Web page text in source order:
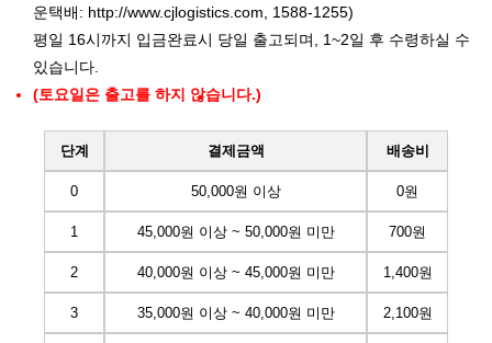
운택배: http://www.cjlogistics.com , 1588-1255)
평일 16시까지 입금완료시 당일 출고되며, 1~2일 후 수령하실 수
있습니다.
(토요일은 출고를 하지 않습니다.)
단계 결제금액 배송비
0 50,000원 이상 0원
1 45,000원 이상 ~ 50,000원 미만 700원
2 40,000원 이상 ~ 45,000원 미만 1,400원
3 35,000원 이상 ~ 40,000원 미만 2,100원